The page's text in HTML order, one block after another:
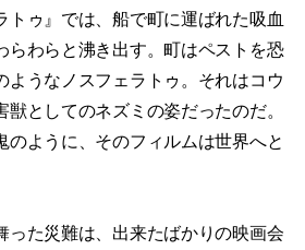
トゥ』では、船で町に運ばれた吸血
らわらと沸き出す。町はペストを恐
ようなノスフェラトゥ。それはコウ
としてのネズミの姿だったのだ。
のように、そのフィルムは世界へと
た災難は、出来たばかりの映画会